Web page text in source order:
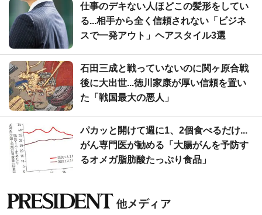
仕事のデキない人ほどこの髪形をしてい
る...相手から全く信頼されない「ビジネ
スで一発アウト」ヘアスタイル3選
石田三成と戦っていないのに関ヶ原合戦
後に大出世...徳川家康が厚い信頼を置い
た「戦国最大の悪人」
パカッと開けて週に1、2個食べるだけ...
がん専門医が勧める「大腸がんを予防す
るオメガ脂肪酸たっぷり食品」